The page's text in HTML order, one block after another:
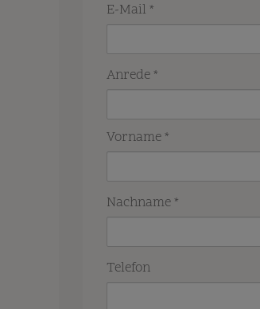
E-Mail
Anrede
Vorname
Nachname
Telefon